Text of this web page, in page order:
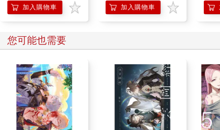
加入購物車 加入購物車
您可能也需要